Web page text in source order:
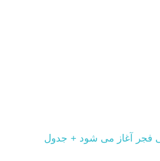
فجر آغاز می شود + جدول